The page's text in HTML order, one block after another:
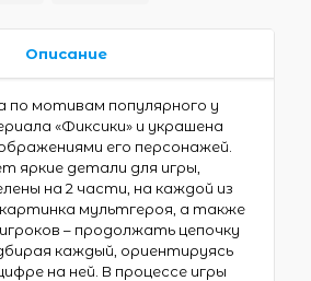
Описание
по мотивам популярного у
«Фиксики» и украшена
его персонажей.
яркие детали для игры,
на 2 части, на каждой из
мультгероя, а также
– продолжать цепочку
каждый, ориентируясь
на ней. В процессе игры